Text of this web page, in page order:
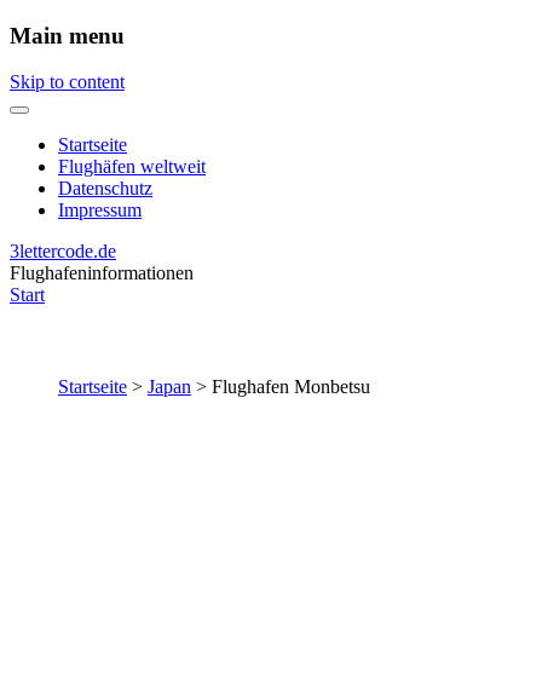
Main menu
Skip to content
Startseite
Flughäfen weltweit
Datenschutz
Impressum
3lettercode.de
Flughafeninformationen
Start
Startseite > Japan > Flughafen Monbetsu